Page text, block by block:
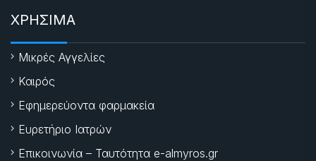
ΧΡΗΣΙΜΑ
Μικρές Αγγελίες
Καιρός
Εφημερεύοντα φαρμακεία
Ευρετήριο Ιατρών
Επικοινωνία – Ταυτότητα e-almyros.gr